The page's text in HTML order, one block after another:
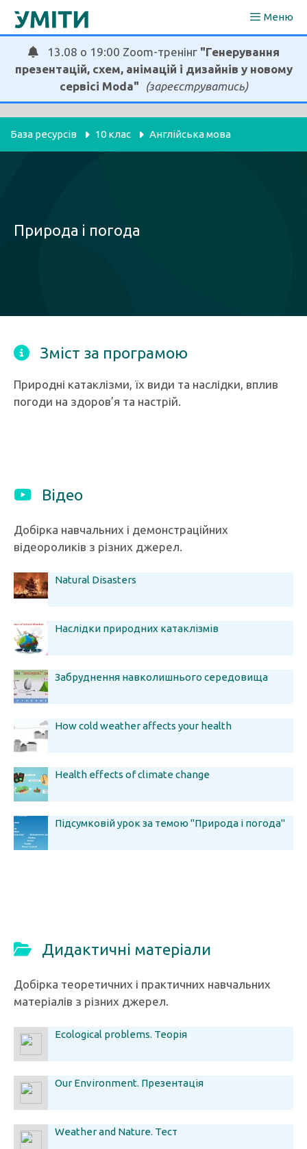
Перейти
Меню
13.08 о 19:00 Zoom-тренінг "Генерування
презентацій, схем, анімацій і дизайнів у новому
сервісі Moda"
(зареєструватись)
База ресурсів 10 клас Англійська мова
Природа і погода
Зміст за програмою
Природні катаклізми, їх види та наслідки, вплив
погоди на здоров’я та настрій.
Відео
Добірка навчальних і демонстраційних
відеороликів з різних джерел.
Natural Disasters
Наслідки природних катаклізмів
Забруднення навколишнього середовища
How cold weather affects your health
Health effects of climate change
Підсумковій урок за темою "Природа і погода"
Дидактичні матеріали
Добірка теоретичних і практичних навчальних
матеріалів з різних джерел.
Ecological problems. Теорія
Our Environment. Презентація
Weather and Nature. Тест